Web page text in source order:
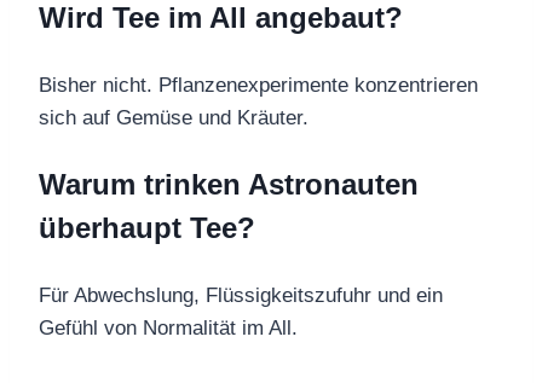
Wird Tee im All angebaut?
Bisher nicht. Pflanzenexperimente konzentrieren
sich auf Gemüse und Kräuter.
Warum trinken Astronauten
überhaupt Tee?
Für Abwechslung, Flüssigkeitszufuhr und ein
Gefühl von Normalität im All.